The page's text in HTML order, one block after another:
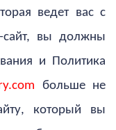
ведет вас с
сайт, вы должны
и Политика
больше не
который вы